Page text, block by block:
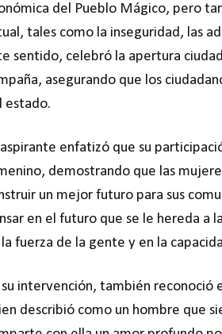
del Pueblo Mágico, pero
tales como la inseguridad, las
sentido, celebró la apertura
asegurando que los
estado.
aspirante enfatizó que su
demostrando que las
un mejor futuro para sus
en el futuro que se le hereda a
la fuerza de la gente y en la
su intervención, también reconoció
describió como un hombre que